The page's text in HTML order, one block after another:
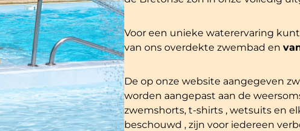
Voor een unieke waterervaring
van ons overdekte zwembad en
De op onze website aangegeven
worden aangepast aan de
zwemshorts, t-shirts , wetsuits en
beschouwd , zijn voor iedereen